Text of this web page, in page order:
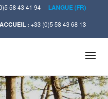
LANGUE (FR)
58 43 41 94
ACCUEIL : +33 (0)5 58 43 68 13